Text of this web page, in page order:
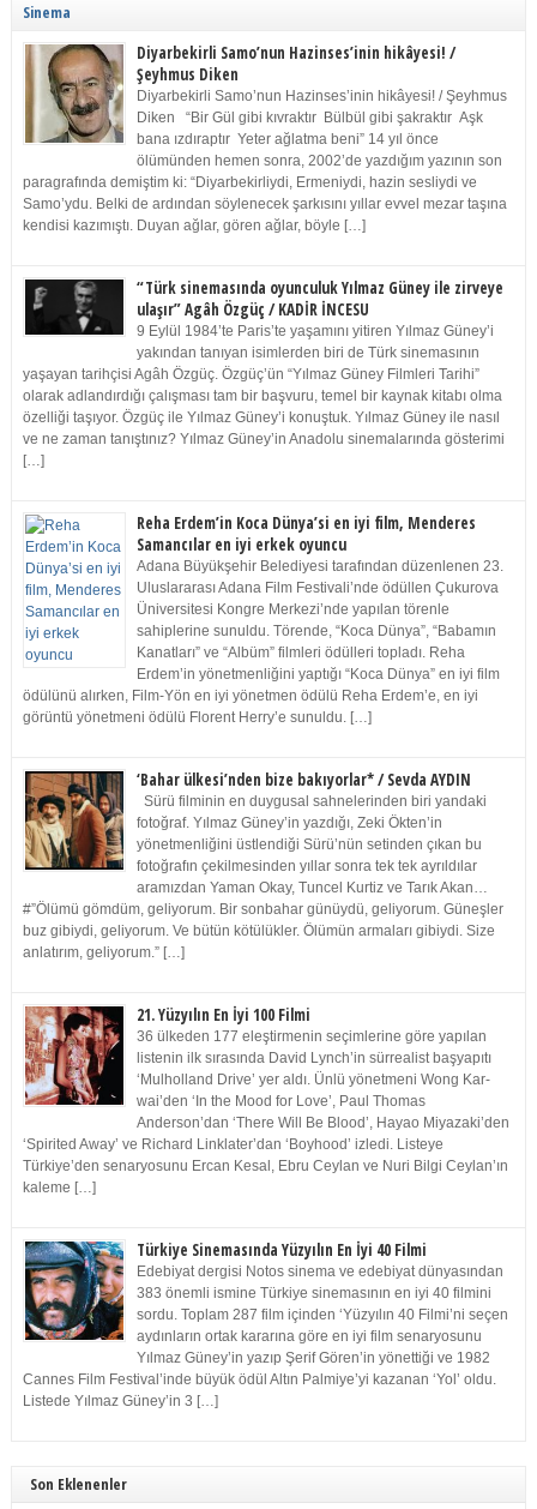
Sinema
Diyarbekirli Samo’nun Hazinses’inin hikâyesi! /
Şeyhmus Diken
Diyarbekirli Samo’nun Hazinses’inin hikâyesi! / Şeyhmus
Diken “Bir Gül gibi kıvraktır Bülbül gibi şakraktır Aşk
bana ızdıraptır Yeter ağlatma beni” 14 yıl önce
ölümünden hemen sonra, 2002’de yazdığım yazının son
paragrafında demiştim ki: “Diyarbekirliydi, Ermeniydi, hazin sesliydi ve
Samo’ydu. Belki de ardından söylenecek şarkısını yıllar evvel mezar taşına
kendisi kazımıştı. Duyan ağlar, gören ağlar, böyle […]
“Türk sinemasında oyunculuk Yılmaz Güney ile zirveye
ulaşır” Agâh Özgüç / KADİR İNCESU
9 Eylül 1984’te Paris’te yaşamını yitiren Yılmaz Güney’i
yakından tanıyan isimlerden biri de Türk sinemasının
yaşayan tarihçisi Agâh Özgüç. Özgüç’ün “Yılmaz Güney Filmleri Tarihi”
olarak adlandırdığı çalışması tam bir başvuru, temel bir kaynak kitabı olma
özelliği taşıyor. Özgüç ile Yılmaz Güney’i konuştuk. Yılmaz Güney ile nasıl
ve ne zaman tanıştınız? Yılmaz Güney’in Anadolu sinemalarında gösterimi
[…]
Reha Erdem’in Koca Dünya’si en iyi film, Menderes
Samancılar en iyi erkek oyuncu
Adana Büyükşehir Belediyesi tarafından düzenlenen 23.
Uluslararası Adana Film Festivali’nde ödüllen Çukurova
Üniversitesi Kongre Merkezi’nde yapılan törenle
sahiplerine sunuldu. Törende, “Koca Dünya”, “Babamın
Kanatları” ve “Albüm” filmleri ödülleri topladı. Reha
Erdem’in yönetmenliğini yaptığı “Koca Dünya” en iyi film
ödülünü alırken, Film-Yön en iyi yönetmen ödülü Reha Erdem’e, en iyi
görüntü yönetmeni ödülü Florent Herry’e sunuldu. […]
‘Bahar ülkesi’nden bize bakıyorlar* / Sevda AYDIN
Sürü filminin en duygusal sahnelerinden biri yandaki
fotoğraf. Yılmaz Güney’in yazdığı, Zeki Ökten’in
yönetmenliğini üstlendiği Sürü’nün setinden çıkan bu
fotoğrafın çekilmesinden yıllar sonra tek tek ayrıldılar
aramızdan Yaman Okay, Tuncel Kurtiz ve Tarık Akan…
#”Ölümü gömdüm, geliyorum. Bir sonbahar günüydü, geliyorum. Güneşler
buz gibiydi, geliyorum. Ve bütün kötülükler. Ölümün armaları gibiydi. Size
anlatırım, geliyorum.” […]
21. Yüzyılın En İyi 100 Filmi
36 ülkeden 177 eleştirmenin seçimlerine göre yapılan
listenin ilk sırasında David Lynch’in sürrealist başyapıtı
‘Mulholland Drive’ yer aldı. Ünlü yönetmeni Wong Kar-
wai’den ‘In the Mood for Love’, Paul Thomas
Anderson’dan ‘There Will Be Blood’, Hayao Miyazaki’den
‘Spirited Away’ ve Richard Linklater’dan ‘Boyhood’ izledi. Listeye
Türkiye’den senaryosunu Ercan Kesal, Ebru Ceylan ve Nuri Bilgi Ceylan’ın
kaleme […]
Türkiye Sinemasında Yüzyılın En İyi 40 Filmi
Edebiyat dergisi Notos sinema ve edebiyat dünyasından
383 önemli ismine Türkiye sinemasının en iyi 40 filmini
sordu. Toplam 287 film içinden ‘Yüzyılın 40 Filmi’ni seçen
aydınların ortak kararına göre en iyi film senaryosunu
Yılmaz Güney’in yazıp Şerif Gören’in yönettiği ve 1982
Cannes Film Festival’inde büyük ödül Altın Palmiye’yi kazanan ‘Yol’ oldu.
Listede Yılmaz Güney’in 3 […]
Son Eklenenler